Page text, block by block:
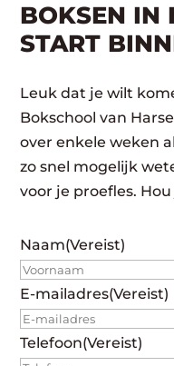
BOKSEN IN
START
Leuk dat je wilt
Bokschool van
over enkele weken
zo snel mogelijk
voor je proefles.
Naam(Vereist)
E-mailadres(Vereist)
Telefoon(Vereist)